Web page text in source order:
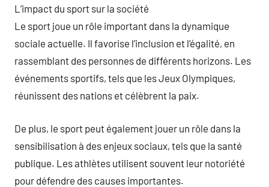
L’impact du sport sur la société
Le sport joue un rôle important dans la dynamique
sociale actuelle. Il favorise l’inclusion et l’égalité, en
rassemblant des personnes de différents horizons. Les
événements sportifs, tels que les Jeux Olympiques,
réunissent des nations et célèbrent la paix.
De plus, le sport peut également jouer un rôle dans la
sensibilisation à des enjeux sociaux, tels que la santé
publique. Les athlètes utilisent souvent leur notoriété
pour défendre des causes importantes.